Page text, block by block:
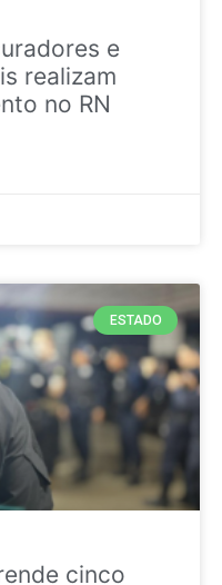
e
realizam
no RN
ESTADO
cinco